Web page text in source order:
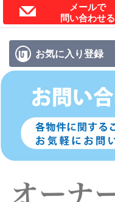
メールで
問い合わせる
お気に入り登録